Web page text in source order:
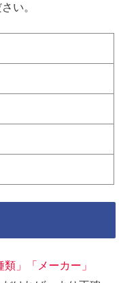
い。
類」「メーカー」